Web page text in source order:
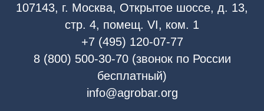
107143, г. Москва, Открытое шоссе, д. 13,
стр. 4, помещ. VI, ком. 1
+7 (495) 120-07-77
8 (800) 500-30-70 (звонок по России
бесплатный)
info@agrobar.org